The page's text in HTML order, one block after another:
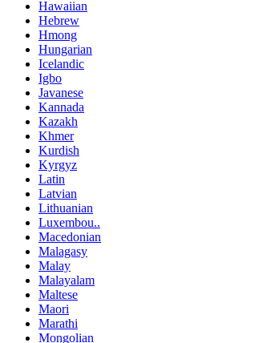
Hawaiian
Hebrew
Hmong
Hungarian
Icelandic
Igbo
Javanese
Kannada
Kazakh
Khmer
Kurdish
Kyrgyz
Latin
Latvian
Lithuanian
Luxembou..
Macedonian
Malagasy
Malay
Malayalam
Maltese
Maori
Marathi
Mongolian